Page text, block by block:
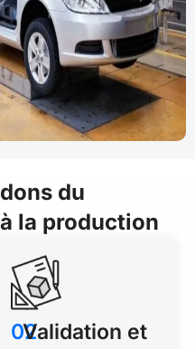
du
la production
02
Validation et